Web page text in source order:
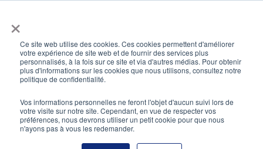
×
Ce site web utilise des cookies. Ces cookies permettent d'améliorer
votre expérience de site web et de fournir des services plus
personnalisés, à la fois sur ce site et via d'autres médias. Pour obtenir
plus d'informations sur les cookies que nous utilisons, consultez notre
politique de confidentialité.
Vos informations personnelles ne feront l'objet d'aucun suivi lors de
votre visite sur notre site. Cependant, en vue de respecter vos
préférences, nous devrons utiliser un petit cookie pour que nous
n'ayons pas à vous les redemander.
Les nouveaux modes de gestion des espaces :
le partage résidentiel